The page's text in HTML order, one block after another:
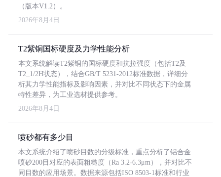
（版本V1.2）。
2026年8月4日
T2紫铜国标硬度及力学性能分析
本文系统解读T2紫铜的国标硬度和抗拉强度（包括T2及
T2_1/2H状态），结合GB/T 5231-2012标准数据，详细分
析其力学性能指标及影响因素，并对比不同状态下的金属
特性差异，为工业选材提供参考。
2026年8月4日
喷砂都有多少目
本文系统介绍了喷砂目数的分级标准，重点分析了铝合金
喷砂200目对应的表面粗糙度（Ra 3.2-6.3μm），并对比不
同目数的应用场景。数据来源包括ISO 8503-1标准和行业